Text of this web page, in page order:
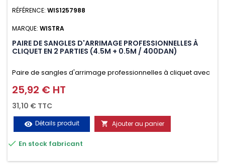
RÉFÉRENCE: WIS1257988
MARQUE: WISTRA
PAIRE DE SANGLES D'ARRIMAGE PROFESSIONNELLES À
CLIQUET EN 2 PARTIES (4.5M + 0.5M / 400DAN)
Paire de sangles d'arrimage professionnelles à cliquet avec
crochet en 2 parties (4.5M + 0.5M / 400daN), simple et rapide
d'utilisation. Permet d'arrimer et de sécuriser
vos chargements pendant le transport. Matière polyester
très résistante aux UV et aux variations de températures,
n'absorbe pas l'eau.
Prix
25,92 € HT
31,10 € TTC
visibility Détails produit  Ajouter au panier
 En stock fabricant